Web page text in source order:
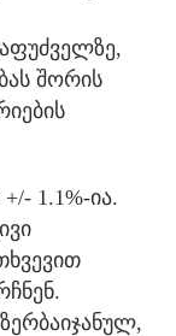
შორის
1.1%-ია.